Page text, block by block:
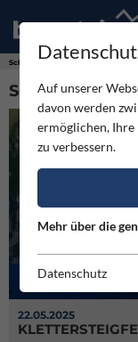
Schlagworte
SCHLAGWORT:
22.05.2025
Auf unserer
davon werden
ermöglichen,
zu verbessern.
Mehr über die
Datenschutz